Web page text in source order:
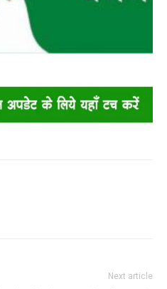
Next article